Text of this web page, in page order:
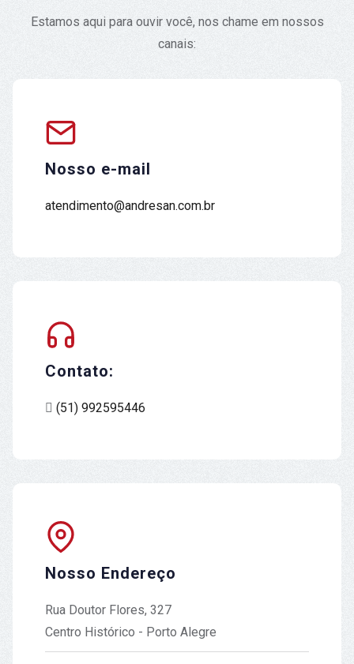
Estamos aqui para ouvir você, nos chame em nossos
canais:
Nosso e-mail
atendimento@andresan.com.br
Contato:
(51) 992595446
Nosso Endereço
Rua Doutor Flores, 327
Centro Histórico - Porto Alegre